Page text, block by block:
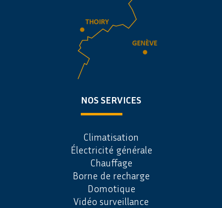
NOS SERVICES
Climatisation
Électricité générale
Chauffage
Borne de recharge
Domotique
Vidéo surveillance